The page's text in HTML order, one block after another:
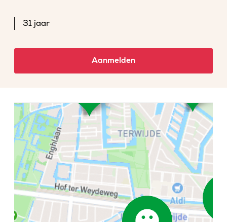
31 jaar
Aanmelden